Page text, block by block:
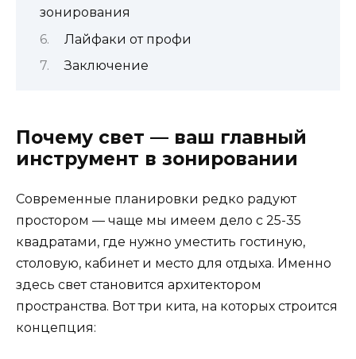
зонирования
Лайфаки от профи
Заключение
Почему свет — ваш главный
инструмент в зонировании
Современные планировки редко радуют
простором — чаще мы имеем дело с 25-35
квадратами, где нужно уместить гостиную,
столовую, кабинет и место для отдыха. Именно
здесь свет становится архитектором
пространства. Вот три кита, на которых строится
концепция: